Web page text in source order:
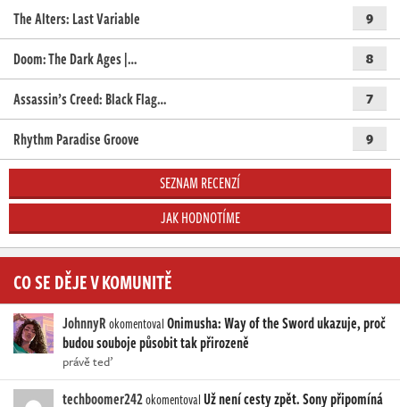
The Alters: Last Variable 9
Doom: The Dark Ages |… 8
Assassin’s Creed: Black Flag… 7
Rhythm Paradise Groove 9
SEZNAM RECENZÍ
JAK HODNOTÍME
CO SE DĚJE V KOMUNITĚ
JohnnyRokomentovalOnimusha: Way of the Sword ukazuje, proč
budou souboje působit tak přirozeně
právě teď
techboomer242okomentovalUž není cesty zpět. Sony připomíná